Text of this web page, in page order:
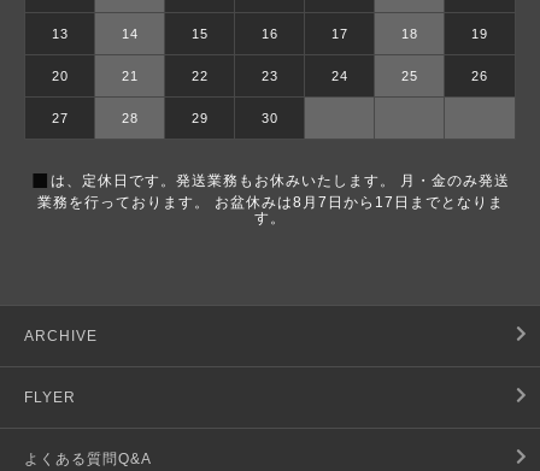
13 14 15 16 17 18 19
20 21 22 23 24 25 26
27 28 29 30
■ は、定休日です。発送業務もお休みいたします。 月・金のみ発送
業務を行っております。 お盆休みは8月7日から17日までとなりま
す。
ARCHIVE
FLYER
よくある質問Q&A